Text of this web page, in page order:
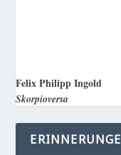
Felix Philipp Ingold
Skorpioversa